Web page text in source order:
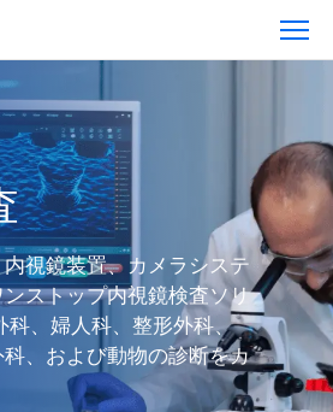
視鏡装置、カメラシステ
ストップ内視鏡検査ソリ
科、婦人科、整形外科、
、および動物の診断をカ